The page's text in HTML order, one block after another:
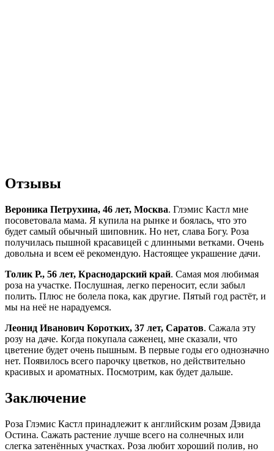
Отзывы
Вероника Петрухина, 46 лет, Москва. Глэмис Кастл мне
посоветовала мама. Я купила на рынке и боялась, что это
будет самый обычный шиповник. Но нет, слава Богу. Роза
получилась пышной красавицей с длинными ветками. Очень
довольна и всем её рекомендую. Настоящее украшение дачи.
Толик Р., 56 лет, Краснодарский край. Самая моя любимая
роза на участке. Послушная, легко переносит, если забыл
полить. Плюс не болела пока, как другие. Пятый год растёт, и
мы на неё не нарадуемся.
Леонид Иванович Коротких, 37 лет, Саратов. Сажала эту
розу на даче. Когда покупала саженец, мне сказали, что
цветение будет очень пышным. В первые годы его однозначно
нет. Появилось всего парочку цветков, но действительно
красивых и ароматных. Посмотрим, как будет дальше.
Заключение
Роза Глэмис Кастл принадлежит к английским розам Дэвида
Остина. Сажать растение лучше всего на солнечных или
слегка затенённых участках. Роза любит хороший полив, но